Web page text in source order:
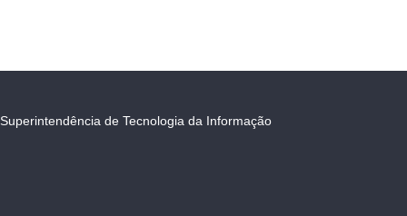
Superintendência de Tecnologia da Informação